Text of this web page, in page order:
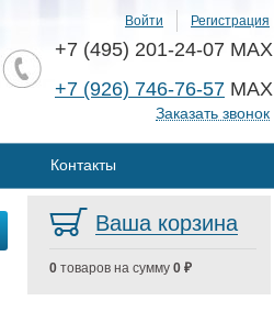
Войти Регистрация
+7 (495) 201-24-07 MAX
+7 (926) 746-76-57 MAX
Заказать звонок
Контакты
Ваша корзина
0 товаров на сумму 0 ₽